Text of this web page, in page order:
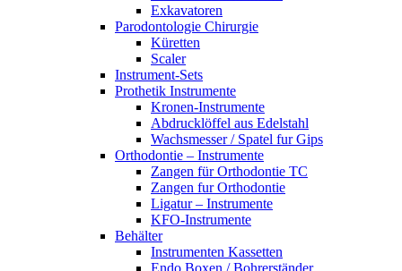
Exkavatoren
Parodontologie Chirurgie
Küretten
Scaler
Instrument-Sets
Prothetik Instrumente
Kronen-Instrumente
Abdrucklöffel aus Edelstahl
Wachsmesser / Spatel fur Gips
Orthodontie – Instrumente
Zangen für Orthodontie TC
Zangen fur Orthodontie
Ligatur – Instrumente
KFO-Instrumente
Behälter
Instrumenten Kassetten
Endo Boxen / Bohrerständer